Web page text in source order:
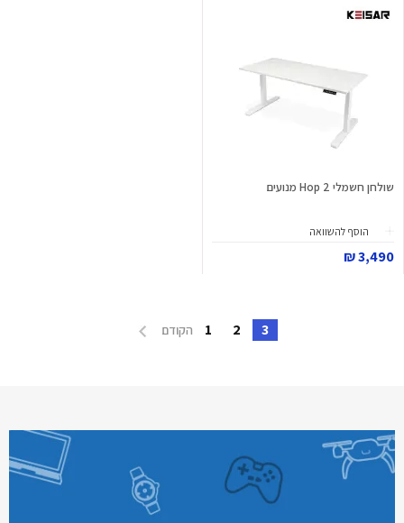
שולחן חשמלי Hop 2 מנועים
הוסף להשוואה
3,490 ₪
3
2
1 הקודם